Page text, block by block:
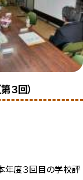
３回）
本年度３回目の学校評